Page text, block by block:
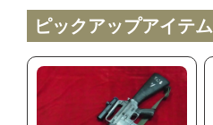
ホビーフィックス
KRYTAC
VFC
松栄製作所
ピックアップアイテム